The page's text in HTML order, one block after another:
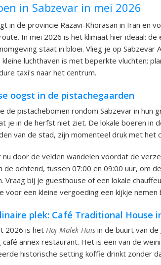
in Sabzevar in mei 2026
in de provincie Razavi-Khorasan in Iran en
In mei 2026 is het klimaat hier ideaal:
staat in bloei. Vlieg je op Sabzevar
luchthaven is met beperkte vluchten;
taxi's naar het centrum.
oogst in de pistachegaarden
de pistachebomen rondom Sabzevar in hun
je in de herfst niet ziet. De lokale boeren in
van de stad, zijn momenteel druk met het
nu door de velden wandelen voordat de
de ochtend, tussen 07:00 en 09:00 uur, om
Vraag bij je guesthouse of een lokale
voor een kleine vergoeding een kijkje
plek: Café Traditional House
2026 is hetHaj-Malek-Huis in de buurt van de
café annex restaurant. Het is een van de
historische setting koffie drinkt zonder